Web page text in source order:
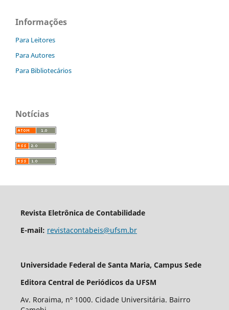
Informações
Para Leitores
Para Autores
Para Bibliotecários
Notícias
Revista Eletrônica de Contabilidade
E-mail: revistacontabeis@ufsm.br
Universidade Federal de Santa Maria, Campus Sede
Editora Central de Periódicos da UFSM
Av. Roraima, nº 1000. Cidade Universitária. Bairro